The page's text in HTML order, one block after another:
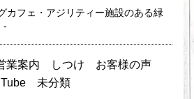
カフェ・アジリティー施設のある緑
-
業案内 しつけ
お客様の声
未分類